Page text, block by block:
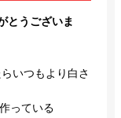
とうございま
いつもより白さ
っている